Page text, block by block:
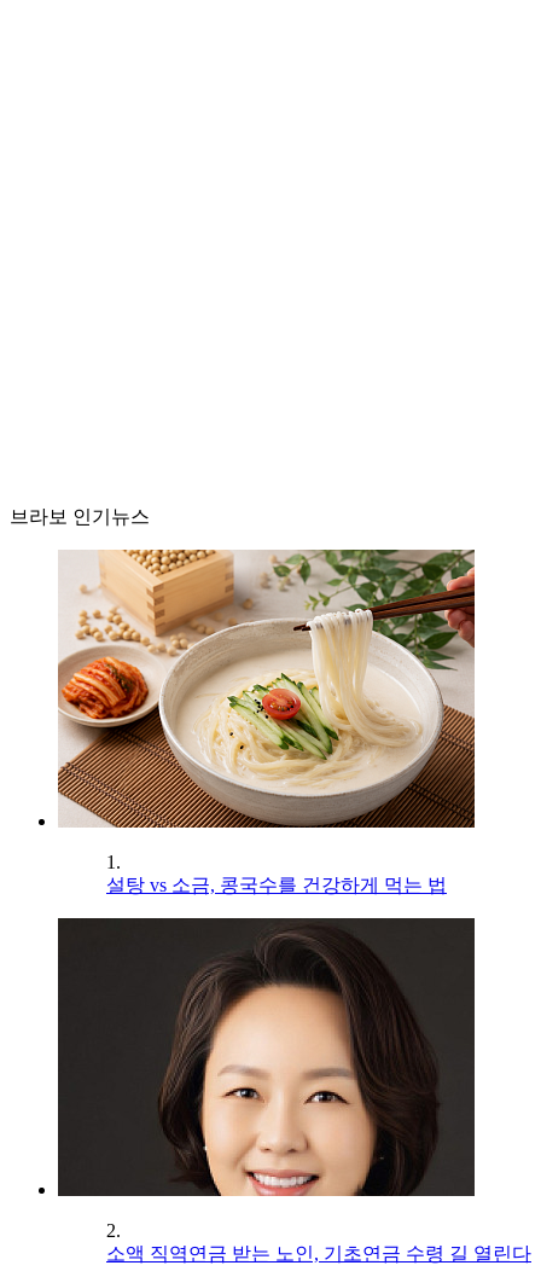
브라보 인기뉴스
1.
설탕 vs 소금, 콩국수를 건강하게 먹는 법
2.
소액 직역연금 받는 노인, 기초연금 수령 길 열린다